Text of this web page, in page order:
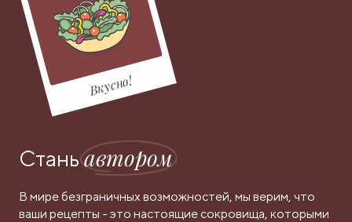
Вкусно!
Станьавтором
В мире безграничных возможностей, мы верим, что
ваши рецепты - это настоящие сокровища, которыми